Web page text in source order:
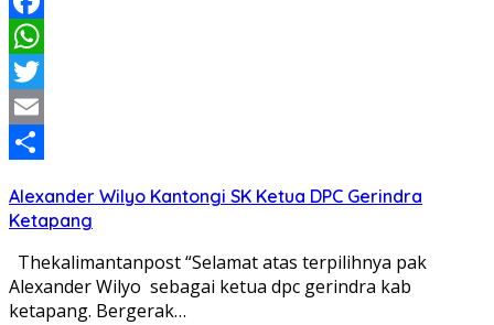
Facebook
WhatsApp
Twitter
Email
Alexander Wilyo Kantongi SK Ketua DPC Gerindra
Ketapang
Thekalimantanpost “Selamat atas terpilihnya pak
Alexander Wilyo sebagai ketua dpc gerindra kab
ketapang. Bergerak…